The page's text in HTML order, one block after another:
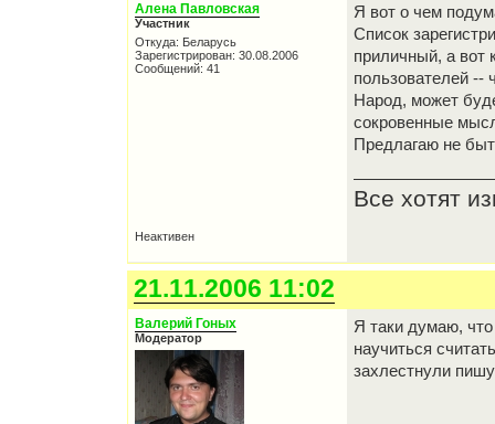
Алена Павловская
Участник
Откуда: Беларусь
Зарегистрирован: 30.08.2006
Сообщений: 41
Я вот о чем
Список
приличный, а вот
пользователей --
Народ, может
сокровенные
Предлагаю не
Все хотят
Неактивен
21.11.2006 11:02
Валерий Гоных
Модератор
Я таки думаю,
научиться
захлестнули